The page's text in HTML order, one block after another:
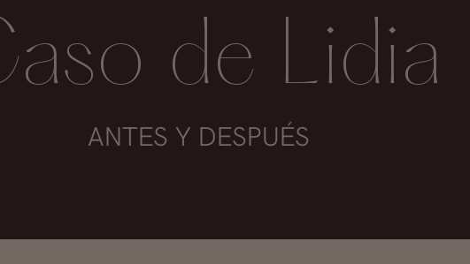
de Lidia
ANTES Y DESPUÉS